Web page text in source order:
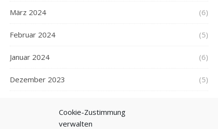
Cookie-Zustimmung
verwalten
März 2024 (6)
Februar 2024 (5)
Januar 2024 (6)
Dezember 2023 (5)